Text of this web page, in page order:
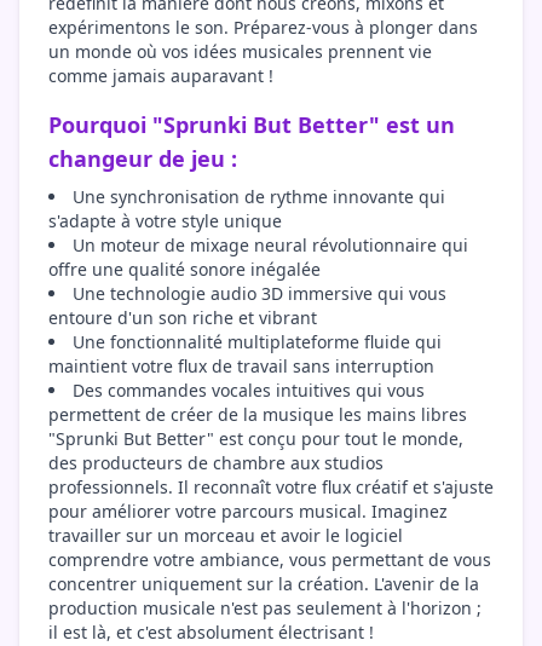
expérimentons le son. Préparez-vous à plonger dans
un monde où vos idées musicales prennent vie
comme jamais auparavant !
Pourquoi "Sprunki But Better" est un
changeur de jeu :
Une synchronisation de rythme innovante qui
s'adapte à votre style unique
Un moteur de mixage neural révolutionnaire qui
offre une qualité sonore inégalée
Une technologie audio 3D immersive qui vous
entoure d'un son riche et vibrant
Une fonctionnalité multiplateforme fluide qui
maintient votre flux de travail sans interruption
Des commandes vocales intuitives qui vous
permettent de créer de la musique les mains libres
"Sprunki But Better" est conçu pour tout le monde,
des producteurs de chambre aux studios
professionnels. Il reconnaît votre flux créatif et s'ajuste
pour améliorer votre parcours musical. Imaginez
travailler sur un morceau et avoir le logiciel
comprendre votre ambiance, vous permettant de vous
concentrer uniquement sur la création. L'avenir de la
production musicale n'est pas seulement à l'horizon ;
il est là, et c'est absolument électrisant !